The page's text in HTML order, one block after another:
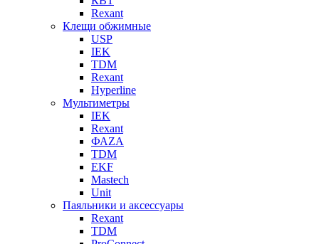
Rexant
Клещи обжимные
USP
IEK
TDM
Rexant
Hyperline
Мультиметры
IEK
Rexant
ФАZА
TDM
EKF
Mastech
Unit
Паяльники и аксессуары
Rexant
TDM